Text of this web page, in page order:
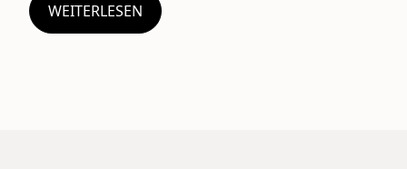
WEITERLESEN